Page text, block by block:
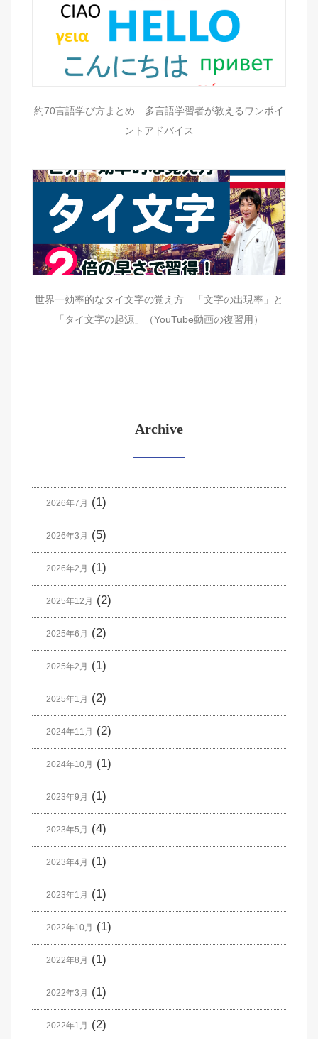
約70言語学び方まとめ 多言語学習者が教えるワンポイ
ントアドバイス
世界一効率的なタイ文字の覚え方 「文字の出現率」と
「タイ文字の起源」（YouTube動画の復習用）
Archive
2026年7月 (1)
2026年3月 (5)
2026年2月 (1)
2025年12月 (2)
2025年6月 (2)
2025年2月 (1)
2025年1月 (2)
2024年11月 (2)
2024年10月 (1)
2023年9月 (1)
2023年5月 (4)
2023年4月 (1)
2023年1月 (1)
2022年10月 (1)
2022年8月 (1)
2022年3月 (1)
2022年1月 (2)